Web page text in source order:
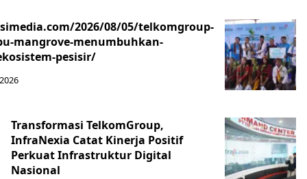
2026/08/05/telkomgroup-
mangrove-menumbuhkan-
pesisir/
Transformasi TelkomGroup,
InfraNexia Catat Kinerja Positif
Perkuat Infrastruktur Digital
Nasional